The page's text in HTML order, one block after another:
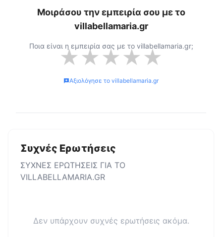
Μοιράσου την εμπειρία σου με το
villabellamaria.gr
Ποια είναι η εμπειρία σας με το villabellamaria.gr;
★★★★★
Αξιολόγησε το villabellamaria.gr
Συχνές Ερωτήσεις
ΣΥΧΝΕΣ ΕΡΩΤΗΣΕΙΣ ΓΙΑ ΤΟ
VILLABELLAMARIA.GR
Δεν υπάρχουν συχνές ερωτήσεις ακόμα.